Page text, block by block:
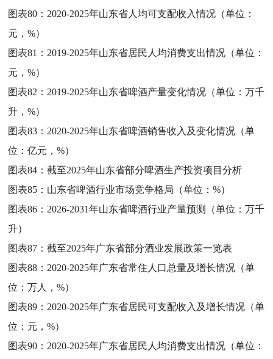
图表80： 2020-2025年山东省人均可支配收入情况（单位：
元，%）
图表81： 2019-2025年山东省居民人均消费支出情况（单位：
元，%）
图表82： 2019-2025年山东省啤酒产量变化情况（单位：万千
升，%）
图表83： 2020-2025年山东省啤酒销售收入及变化情况（单
位：亿元，%）
图表84：截至2025年山东省部分啤酒生产投资项目分析
图表85： 山东省啤酒行业市场竞争格局（单位：%）
图表86： 2026-2031年山东省啤酒行业产量预测（单位：万千
升）
图表87：截至2025年广东省部分酒业发展政策一览表
图表88： 2020-2025年广东省常住人口总量及增长情况（单
位：万人，%）
图表89： 2020-2025年广东省居民可支配收入及增长情况（单
位：元，%）
图表90： 2020-2025年广东省居民人均消费支出情况（单位：